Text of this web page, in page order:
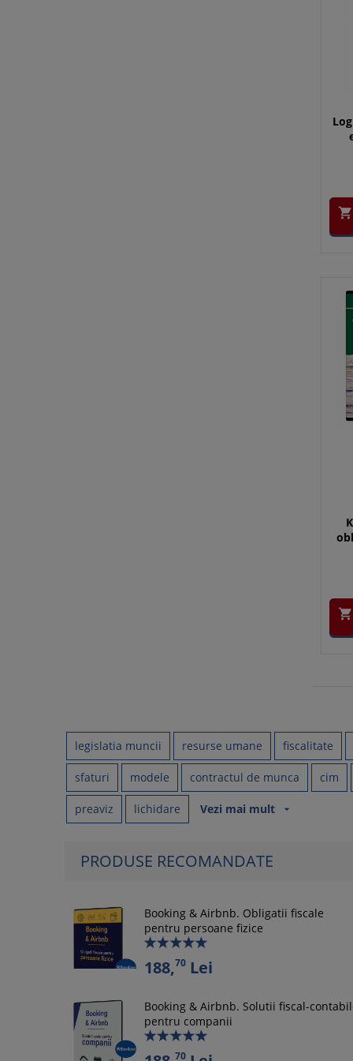


legislatia muncii resurse umane fiscalitate
sfaturi modele contractul de munca cim
preaviz lichidare Vezi mai mult arrow_drop_down
PRODUSE RECOMANDATE
Booking & Airbnb. Obligatii fiscale
pentru persoane fizice
188,70 Lei
Booking & Airbnb. Solutii fiscal-
pentru companii
70